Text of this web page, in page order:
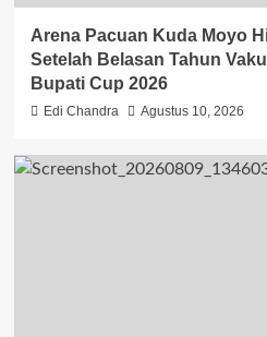
Arena Pacuan Kuda Moyo
Setelah Belasan Tahun
Bupati Cup 2026
Edi Chandra Agustus 10, 2026